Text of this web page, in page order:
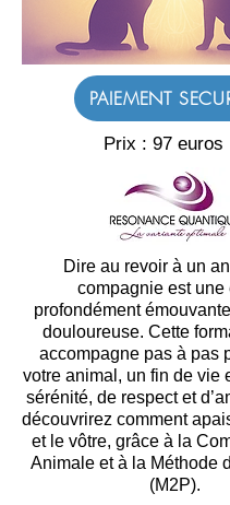
PAIEMENT
Prix : 97 euros
Dire au revoir à un
compagnie est une
profondément
douloureuse. Cette
accompagne pas à pas
votre animal, un fin de vie
sérénité, de respect et
découvrirez comment
et le vôtre, grâce à la
Animale et à la Méthode
(M2P).